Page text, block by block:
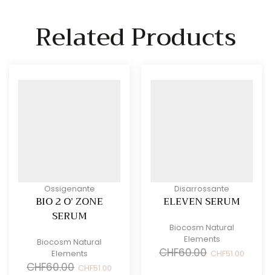
Related Products
Ossigenante
BIO 2 O’ ZONE
SERUM
Biocosm Natural
Elements
CHF60.00 IlCHF51.00
Disarrossante
ELEVEN SERUM
Biocosm Natural
Elements
CHF60.00 IlCHF51.00